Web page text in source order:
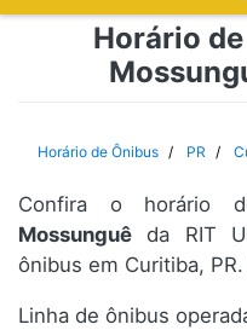
Sobre
Rio de Janeiro
Horário
Horário de Ônibus PR
Confira o horário
Mossunguê da RIT
ônibus em Curitiba,
Linha de ônibus